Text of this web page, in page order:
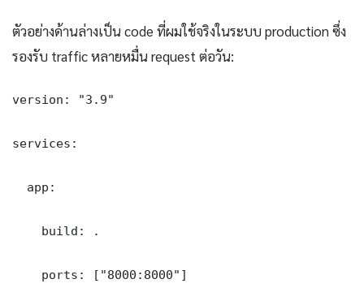
ตัวอย่างด้านล่างเป็น code ที่ผมใช้จริงในระบบ production ซึ่ง
รองรับ traffic หลายหมื่น request ต่อวัน:
version: "3.9"
services:
  app:
    build: .
    ports: ["8000:8000"]